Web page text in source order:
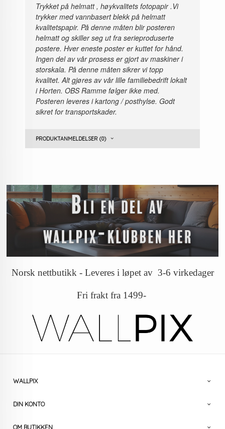
Trykket på helmatt , høykvalitets fotopapir.Vi
trykker med vannbasert blekk på helmatt
kvalitetspapir. På denne måten blir posteren
helmatt og skiller seg ut fra serieproduserte
postere. Hver eneste poster er kuttet for hånd.
Ingen del av vår prosess er gjort av maskiner i
storskala. På denne måten sikrer vi topp
kvalitet. Alt gjøres av vår lille familiebedrift lokalt
i Horten. OBS Ramme følger ikke med.
Posteren leveres i kartong / posthylse. Godt
sikret for transportskader.
PRODUKTANMELDELSER (0)
Norsk nettbutikk - Leveres i løpet av 3-6 virkedager
Fri frakt fra 1499-
WALLPIX
DIN KONTO
OM BUTIKKEN